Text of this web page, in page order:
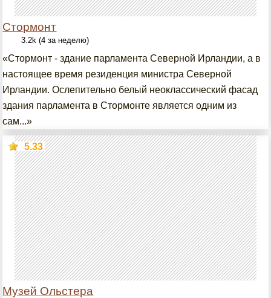
Стормонт
3.2k (4 за неделю)
«Стормонт - здание парламента Северной Ирландии, а в
настоящее время резиденция министра Северной
Ирландии. Ослепительно белый неоклассический фасад
здания парламента в Стормонте является одним из
сам...»
Музей Ольстера
5.33